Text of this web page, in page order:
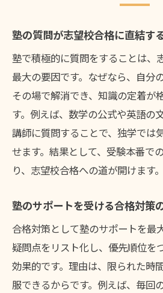
塾の質問が志望校合格に直結す
塾で積極的に質問をすることは、
最大の要因です。なぜなら、自分
その場で解消でき、知識の定着が
す。例えば、数学の公式や英語の
講師に質問することで、独学では
せます。結果として、受験本番で
り、志望校合格への道が開けます。
塾のサポートを受ける合格対策
合格対策として塾のサポートを最
疑問点をリスト化し、優先順位を
効果的です。理由は、限られた時
服できるからです。例えば、毎回